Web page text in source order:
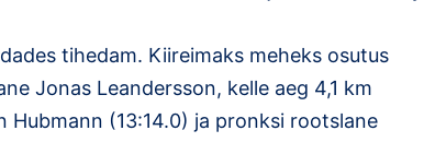
tihedam. Kiireimaks meheks osutus
Jonas Leandersson, kelle aeg 4,1 km
Hubmann (13:14.0) ja pronksi rootslane